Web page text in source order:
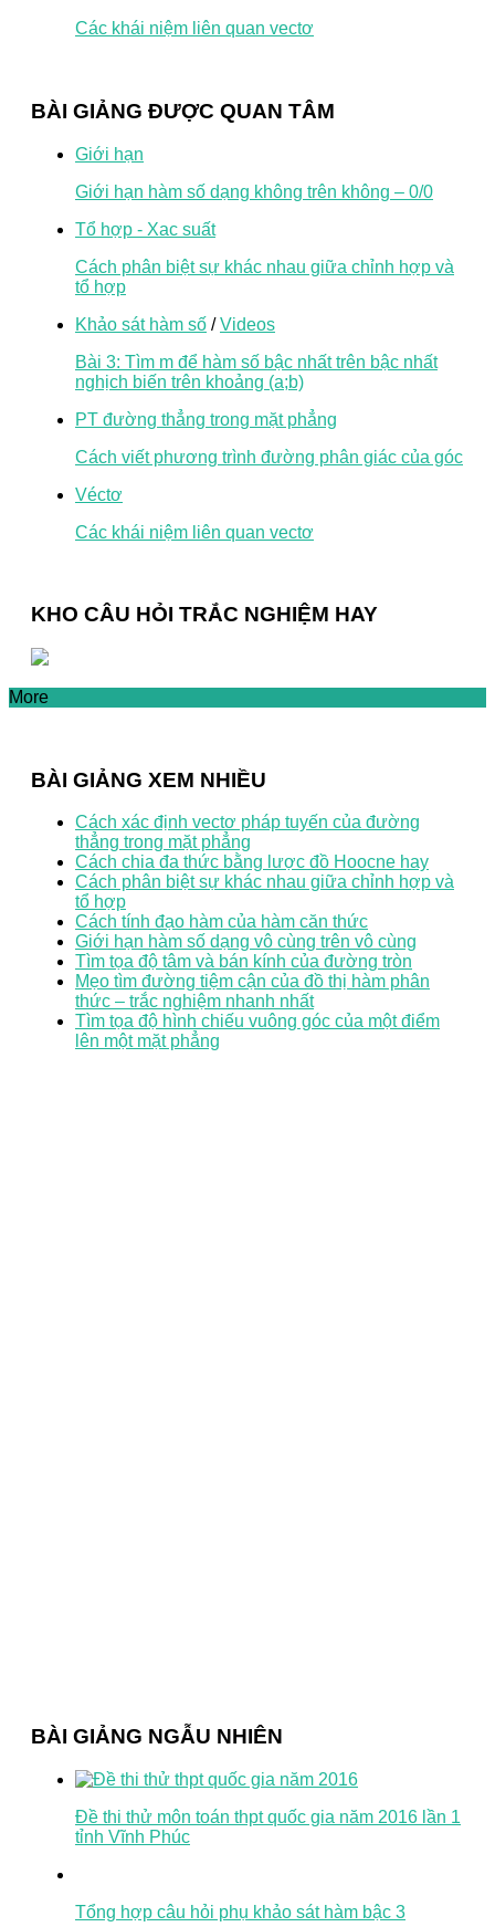
Các khái niệm liên quan vectơ
BÀI GIẢNG ĐƯỢC QUAN TÂM
Giới hạn
Giới hạn hàm số dạng không trên không – 0/0
Tổ hợp - Xac suất
Cách phân biệt sự khác nhau giữa chỉnh hợp và
tổ hợp
Khảo sát hàm số /Videos
Bài 3: Tìm m để hàm số bậc nhất trên bậc nhất
nghịch biến trên khoảng (a;b)
PT đường thẳng trong mặt phẳng
Cách viết phương trình đường phân giác của góc
Véctơ
Các khái niệm liên quan vectơ
KHO CÂU HỎI TRẮC NGHIỆM HAY
More
BÀI GIẢNG XEM NHIỀU
Cách xác định vectơ pháp tuyến của đường
thẳng trong mặt phẳng
Cách chia đa thức bằng lược đồ Hoocne hay
Cách phân biệt sự khác nhau giữa chỉnh hợp và
tổ hợp
Cách tính đạo hàm của hàm căn thức
Giới hạn hàm số dạng vô cùng trên vô cùng
Tìm tọa độ tâm và bán kính của đường tròn
Mẹo tìm đường tiệm cận của đồ thị hàm phân
thức – trắc nghiệm nhanh nhất
Tìm tọa độ hình chiếu vuông góc của một điểm
lên một mặt phẳng
BÀI GIẢNG NGẪU NHIÊN
Đề thi thử môn toán thpt quốc gia năm 2016 lần 1
tỉnh Vĩnh Phúc
Tổng hợp câu hỏi phụ khảo sát hàm bậc 3